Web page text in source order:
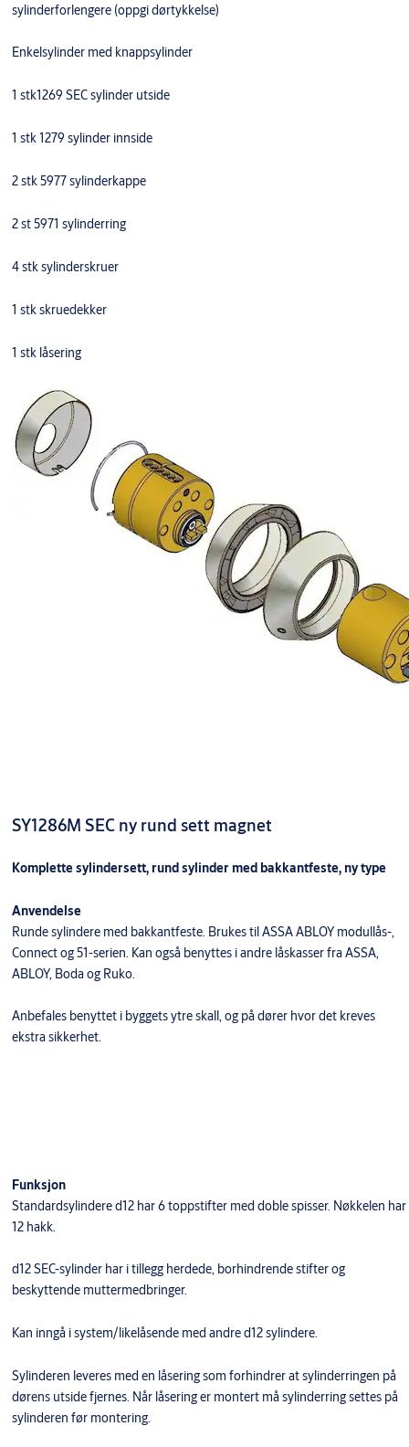
sylinderforlengere (oppgi dørtykkelse)
Enkelsylinder med knappsylinder
1 stk1269 SEC sylinder utside
1 stk 1279 sylinder innside
2 stk 5977 sylinderkappe
2 st 5971 sylinderring
4 stk sylinderskruer
1 stk skruedekker
1 stk låsering
SY1286M SEC ny rund sett magnet
Komplette sylindersett, rund sylinder med bakkantfeste, ny type
Anvendelse
Runde sylindere med bakkantfeste. Brukes til ASSA ABLOY modullås-,
Connect og 51-serien. Kan også benyttes i andre låskasser fra ASSA,
ABLOY, Boda og Ruko.
Anbefales benyttet i byggets ytre skall, og på dører hvor det kreves
ekstra sikkerhet.
Funksjon
Standardsylindere d12 har 6 toppstifter med doble spisser. Nøkkelen har
12 hakk.
d12 SEC-sylinder har i tillegg herdede, borhindrende stifter og
beskyttende muttermedbringer.
​Kan inngå i system/likelåsende med andre d12 sylindere.
Sylinderen leveres med en låsering som forhindrer at sylinderringen på
dørens utside fjernes. Når låsering er montert må sylinderring settes på
sylinderen før montering.